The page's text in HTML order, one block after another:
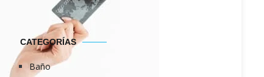
CATEGORÍAS
Baño